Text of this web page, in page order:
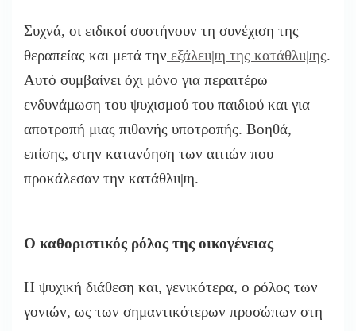
Συχνά, οι ειδικοί συστήνουν τη συνέχιση της
θεραπείας και μετά την εξάλειψη της κατάθλιψης.
Αυτό συμβαίνει όχι μόνο για περαιτέρω
ενδυνάμωση του ψυχισμού του παιδιού και για
αποτροπή μιας πιθανής υποτροπής. Βοηθά,
επίσης, στην κατανόηση των αιτιών που
προκάλεσαν την κατάθλιψη.
Ο καθοριστικός ρόλος της οικογένειας
Η ψυχική διάθεση και, γενικότερα, ο ρόλος των
γονιών, ως των σημαντικότερων προσώπων στη